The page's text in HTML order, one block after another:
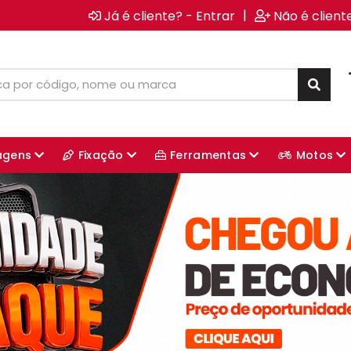
Já é cliente? - Entrar | Não é
Fixação Ferramentas Motos